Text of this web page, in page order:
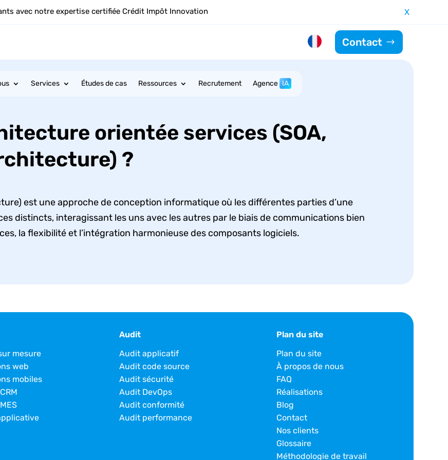
avec notre expertise certifiée Crédit Impôt Innovation X
Contact
Services Études de cas Ressources Recrutement Agence IA
orientée services (SOA,
?
est une approche de conception informatique où les différentes parties d’une
distincts, interagissant les uns avec les autres par le biais de communications bien
la flexibilité et l’intégration harmonieuse des composants logiciels.
mesure
web
mobiles
Audit
Audit applicatif
Audit code source
Audit sécurité
Audit DevOps
Audit conformité
Audit performance
Plan du site
Plan du site
À propos de nous
FAQ
Réalisations
Blog
Contact
Nos clients
Glossaire
Méthodologie de travail